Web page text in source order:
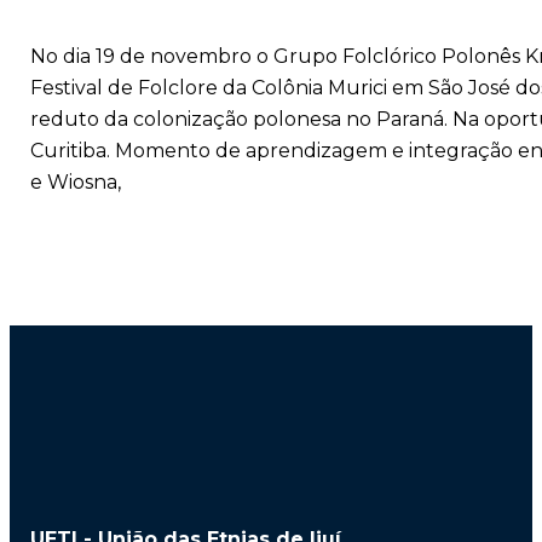
No dia 19 de novembro o Grupo Folclórico Polonês
Festival de Folclore da Colônia Murici em São José
reduto da colonização polonesa no Paraná. Na
Curitiba. Momento de aprendizagem e integração
e Wiosna,